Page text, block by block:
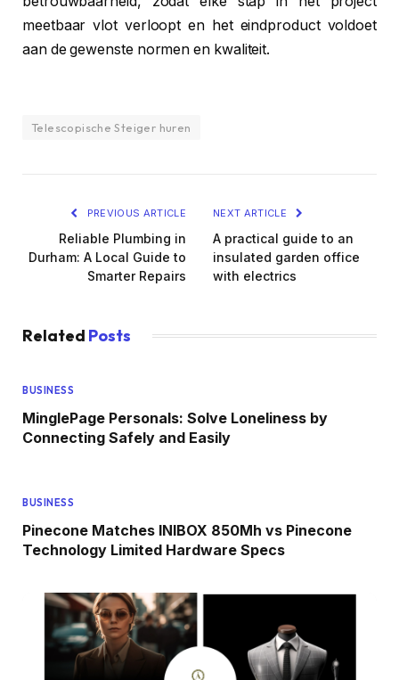
meetbaar vlot verloopt en het eindproduct voldoet
aan de gewenste normen en kwaliteit.
Telescopische Steiger huren
PREVIOUS ARTICLE
Reliable Plumbing in
Durham: A Local Guide to
Smarter Repairs
NEXT ARTICLE
A practical guide to an
insulated garden office
with electrics
Related Posts
BUSINESS
MinglePage Personals: Solve Loneliness by
Connecting Safely and Easily
BUSINESS
Pinecone Matches INIBOX 850Mh vs Pinecone
Technology Limited Hardware Specs